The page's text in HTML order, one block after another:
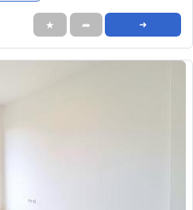
★ ➦ ➜